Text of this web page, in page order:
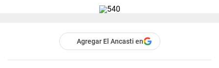
Agregar El Ancasti en